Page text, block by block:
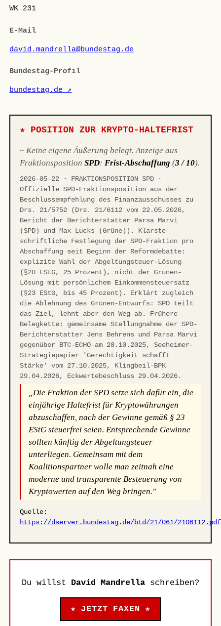
WK 231
E-Mail
david.mandrella@bundestag.de
Bundestag-Profil
bundestag.de ↗
★ POSITION ZUR KRYPTO-HALTEFRIST
~ Keine eigene Äußerung belegt. Anzeige aus
FraktionspositionSPD:Frist-Abschaffung (3 / 10).
2026-05-22 · FRAKTIONSPOSITION SPD ·
Offizielle SPD-Fraktionsposition aus der
Beschlussempfehlung des Finanzausschusses zu
Drs. 21/5752 (Drs. 21/6112 vom 22.05.2026,
Bericht der Berichterstatter Parsa Marvi
(SPD) und Max Lucks (Grüne)). Klarste
schriftliche Festlegung der SPD-Fraktion pro
Abschaffung seit Beginn der Reformdebatte:
explizite Wahl der Abgeltungsteuer-Lösung
(§20 EStG, 25 Prozent), nicht der Grünen-
Lösung mit persönlichem Einkommensteuersatz
(§23 EStG, bis 45 Prozent). Erklärt zugleich
die Ablehnung des Grünen-Entwurfs: SPD teilt
das Ziel, lehnt aber den Weg ab. Frühere
Belegkette: gemeinsame Stellungnahme der SPD-
Berichterstatter Jens Behrens und Parsa Marvi
gegenüber BTC-ECHO am 28.10.2025, Seeheimer-
Strategiepapier 'Gerechtigkeit schafft
Stärke' vom 27.10.2025, Klingbeil-BPK
29.04.2026, Eckwertebeschluss 29.04.2026.
„Die Fraktion der SPD setze sich dafür ein, die
einjährige Haltefrist für Kryptowährungen
abzuschaffen, nach der Gewinne gemäß § 23
EStG steuerfrei seien. Entsprechende Gewinne
sollten künftig der Abgeltungsteuer
unterliegen. Gemeinsam mit dem
Koalitionspartner wolle man zeitnah eine
moderne und transparente Besteuerung von
Kryptowerten auf den Weg bringen."
Quelle:
https://dserver.bundestag.de/btd/21/061/2106112.pdf
Du willst David Mandrella schreiben?
★ JETZT FAXEN ★